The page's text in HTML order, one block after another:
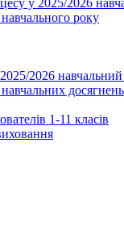
у 2025/2026
року
2026 навчальний
досягнень
1-11 класів